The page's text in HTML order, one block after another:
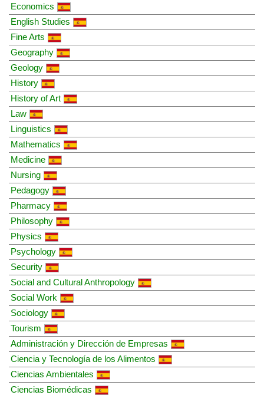
Economics
English Studies
Fine Arts
Geography
Geology
History
History of Art
Law
Linguistics
Mathematics
Medicine
Nursing
Pedagogy
Pharmacy
Philosophy
Physics
Psychology
Security
Social and Cultural Anthropology
Social Work
Sociology
Tourism
Administración y Dirección de Empresas
Ciencia y Tecnología de los Alimentos
Ciencias Ambientales
Ciencias Biomédicas